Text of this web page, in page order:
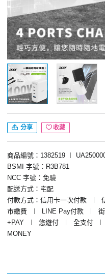
分享 收藏
商品編號：1382519 ︱
BSMI 字號：R3B781
NCC 字號：免驗
配送方式：宅配
付款方式：信用卡一次付款
︱
市繳費
︱ LINE Pay付款 ︱
+PAY
︱ 悠遊付 ︱ 全支付 ︱
MONEY